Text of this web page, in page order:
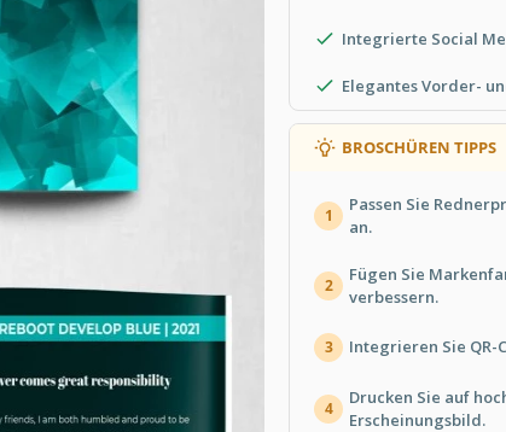
Integrierte Social
Elegantes Vorder-
BROSCHÜREN TIPPS
1
Passen Sie
an.
2
Fügen Sie
verbessern.
3 Integrieren Sie
4
Drucken Sie auf
Erscheinungsbild.